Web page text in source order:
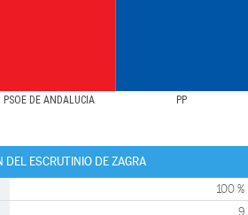
PSOE DE ANDALUCIA PP
DEL ESCRUTINIO DE ZAGRA
100 %
9